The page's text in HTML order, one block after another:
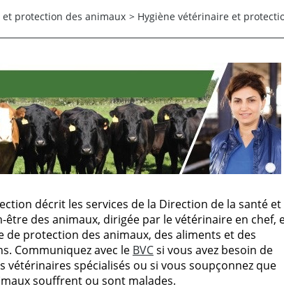
protection des animaux > Hygiène vétérinaire et
décrit les services de la Direction de la santé et
être des animaux, dirigée par le vétérinaire en chef,
de protection des animaux, des aliments et des
Communiquez avec le BVCsi vous avez besoin de
vétérinaires spécialisés ou si vous soupçonnez que
souffrent ou sont malades.